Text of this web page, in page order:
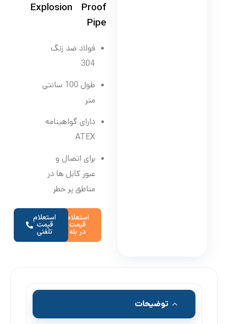
Explosion Proof
Pipe
فولاد ضد زنگ
304
طول 100 سانتی
متر
دارای گواهینامه
ATEX
برای اتصال و
عبور کابل ها در
مناطق پر خطر
استعلام
قیمت
در بله
استعلام
قیمت
تلفنی
توضیحات